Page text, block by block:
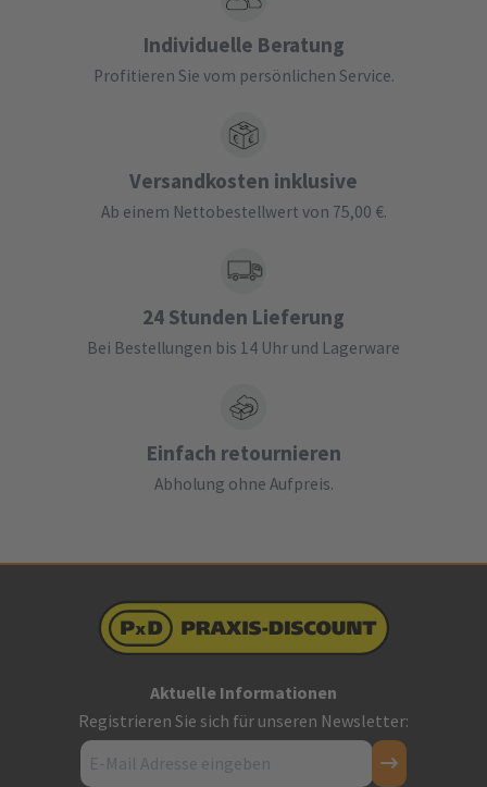
Individuelle Beratung
Profitieren Sie vom persönlichen Service.
Versandkosten inklusive
Ab einem Nettobestellwert von 75,00 €.
24 Stunden Lieferung
Bei Bestellungen bis 14 Uhr und Lagerware
Einfach retournieren
Abholung ohne Aufpreis.
Aktuelle Informationen
Registrieren Sie sich für unseren Newsletter: